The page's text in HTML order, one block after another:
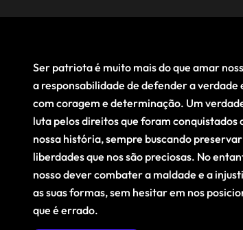
Ser patriota é muito mais do que amar
a responsabilidade de defender a verdade
com coragem e determinação. Um
luta pelos direitos que foram conquistados
nossa história, sempre buscando
liberdades que nos são preciosas. No
nosso dever combater a maldade e a
as suas formas, sem hesitar em nos
que é errado.